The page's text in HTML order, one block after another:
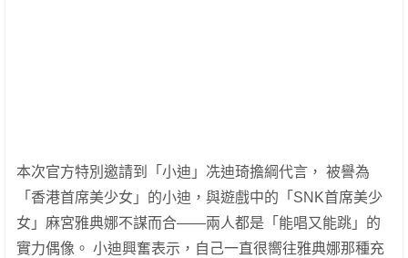
本次官方特別邀請到「小迪」冼迪琦擔綱代言， 被譽為
「香港首席美少女」的小迪，與遊戲中的「SNK首席美少
女」麻宮雅典娜不謀而合——兩人都是「能唱又能跳」的
實力偶像。 小迪興奮表示，自己一直很嚮往雅典娜那種充